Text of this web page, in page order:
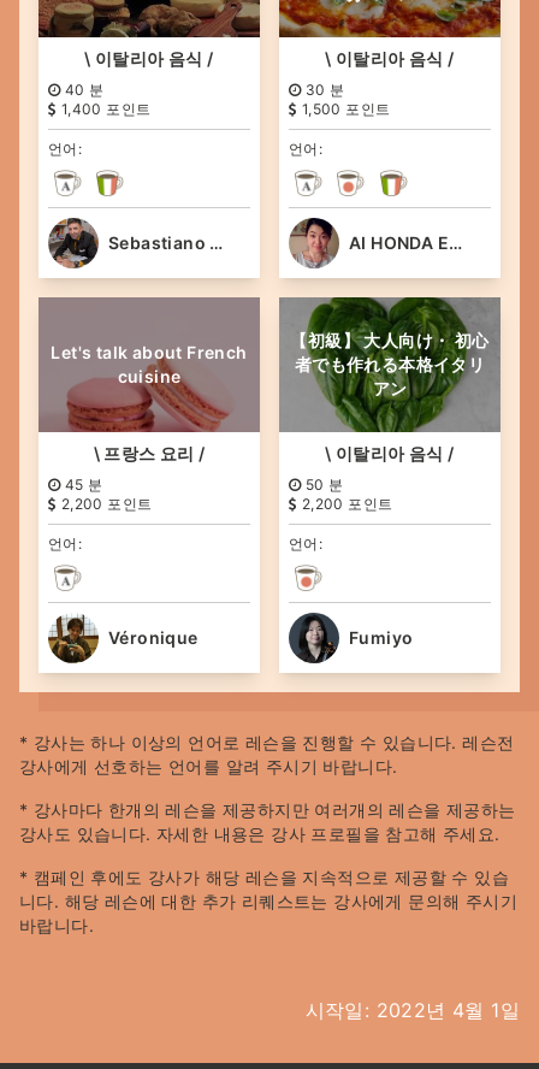
\ 이탈리아 음식 /
40 분
1,400 포인트
언어:
Sebastiano Gosmar
\ 이탈리아 음식 /
30 분
1,500 포인트
언어:
AI HONDA EKLUND
Let's talk about French
cuisine
\ 프랑스 요리 /
45 분
2,200 포인트
언어:
Véronique
【初級】 大人向け・ 初心
者でも作れる本格イタリ
アン
\ 이탈리아 음식 /
50 분
2,200 포인트
언어:
Fumiyo
* 강사는 하나 이상의 언어로 레슨을 진행할 수 있습니다. 레슨전
강사에게 선호하는 언어를 알려 주시기 바랍니다.
* 강사마다 한개의 레슨을 제공하지만 여러개의 레슨을 제공하는
강사도 있습니다. 자세한 내용은 강사 프로필을 참고해 주세요.
* 캠페인 후에도 강사가 해당 레슨을 지속적으로 제공할 수 있습
니다. 해당 레슨에 대한 추가 리퀘스트는 강사에게 문의해 주시기
바랍니다.
시작일: 2022년 4월 1일